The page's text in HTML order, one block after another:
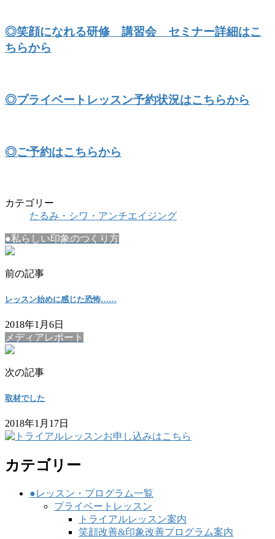
◎笑顔になれる研修 講習会 セミナー詳細はこ
ちらから
◎プライベートレッスン予約状況はこちらから
◎ご予約はこちらから
カテゴリー
たるみ・シワ・アンチエイジング
●私らしい印象のつくり方
前の記事
レッスン始めに感じた恐怖……
2018年1月6日
メディアレポート
次の記事
取材でした
2018年1月17日
カテゴリー
●レッスン・プログラム一覧
プライベートレッスン
トライアルレッスン案内
笑顔改善&印象改善プログラム案内